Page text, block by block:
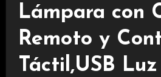
Lámpara con
Remoto y
Táctil,USB